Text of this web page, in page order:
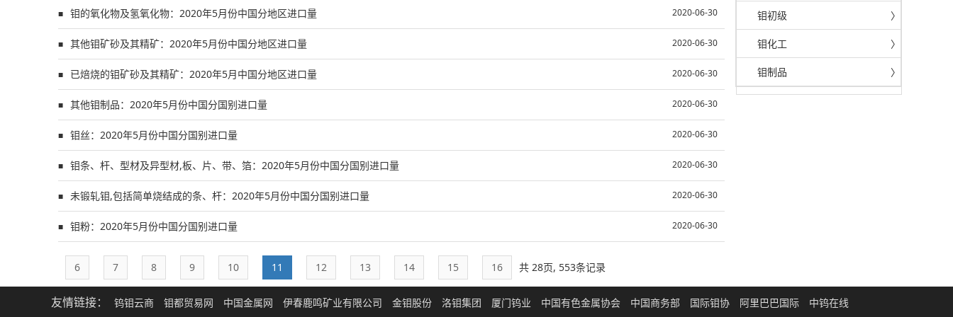
钼初级 〉
钼化工 〉
钼制品 〉
■ 钼的氧化物及氢氧化物：2020年5月份中国分地区进口量 2020-06-30
■ 其他钼矿砂及其精矿：2020年5月份中国分地区进口量 2020-06-30
■ 已焙烧的钼矿砂及其精矿：2020年5月中国分地区进口量 2020-06-30
■ 其他钼制品：2020年5月份中国分国别进口量 2020-06-30
■ 钼丝：2020年5月份中国分国别进口量 2020-06-30
■ 钼条、杆、型材及异型材,板、片、带、箔：2020年5月份中国分国别进口量 2020-06-30
■ 未锻轧钼,包括简单烧结成的条、杆：2020年5月份中国分国别进口量 2020-06-30
■ 钼粉：2020年5月份中国分国别进口量 2020-06-30
6 7 8 9 10 11 12 13 14 15 16 共 28页, 553条记录
友情链接： 钨钼云商 钼都贸易网 中国金属网 伊春鹿鸣矿业有限公司 金钼股份 洛钼集团 厦门钨业 中国有色金属协会 中国商务部 国际钼协 阿里巴巴国际 中钨在线